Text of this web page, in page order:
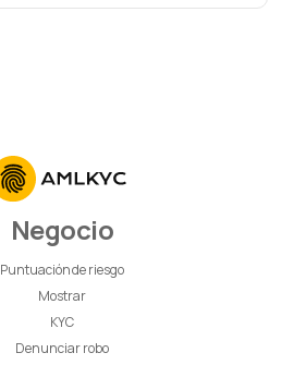
Negocio
Puntuación de riesgo
Mostrar
KYC
Denunciar robo